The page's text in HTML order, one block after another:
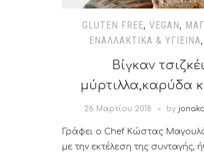
GLUTEN FREE, VEGAN,
ΕΝΑΛΛΑΚΤΙΚΆ & ΥΓΙΕΙΝΆ,
Βίγκαν
μύρτιλλα,καρύδα
26 Μαρτίου 2018 by
Γράφει ο Chef Κώστας
με την εκτέλεση της συνταγής,